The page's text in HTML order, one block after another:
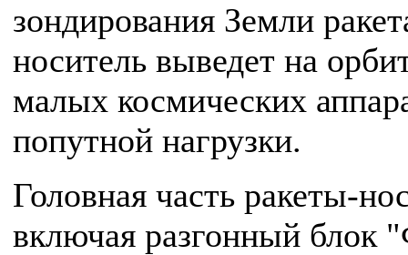
зондирования Земли
носитель выведет на
малых космических
попутной нагрузки.
Головная часть ракеты-
включая разгонный блок